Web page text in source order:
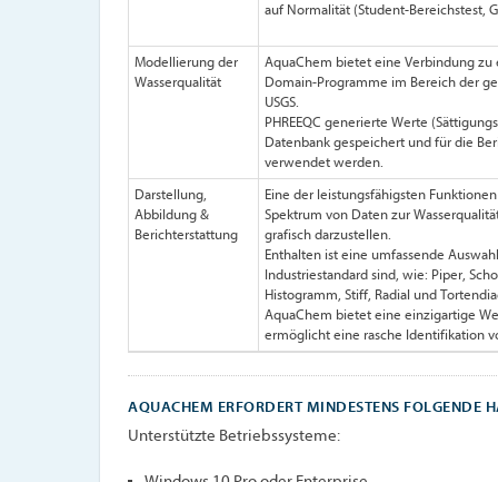
auf Normalität (Student-Bereichstest,
Modellierung der
Wasserqualität
AquaChem bietet eine Verbindung
Domain-Programme im Bereich der
USGS.
PHREEQC generierte Werte
Datenbank gespeichert und für die
verwendet werden.
Darstellung,
Abbildung &
Berichterstattung
Eine der leistungsfähigsten
Spektrum von Daten zur
grafisch darzustellen.
Enthalten ist eine umfassende
Industriestandard sind, wie: Piper,
Histogramm, Stiff, Radial und
AquaChem bietet eine einzigartige
ermöglicht eine rasche Identifikation
AQUACHEM ERFORDERT MINDESTENS FOLGENDE
Unterstützte Betriebssysteme: